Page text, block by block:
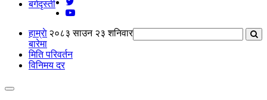
बर्गदृस्ती
२०८३ साउन २३ शनिवार
हाम्राे
बारेमा
मिति परिवर्तन
विनिमय दर